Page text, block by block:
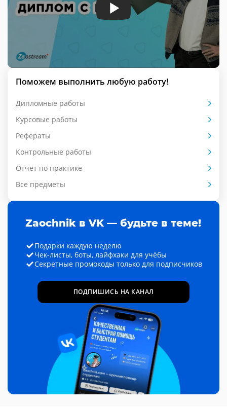
Поможем выполнить любую работу!
Дипломные работы
Курсовые работы
Рефераты
Контрольные работы
Отчет по практике
Все предметы
Zaochnik в VK — будьте в теме!
Подарки каждую неделю
Чек-листы, боты, лайфхаки для учёбы
Секретные промокоды только для подписчиков
ПОДПИШИСЬ НА КАНАЛ